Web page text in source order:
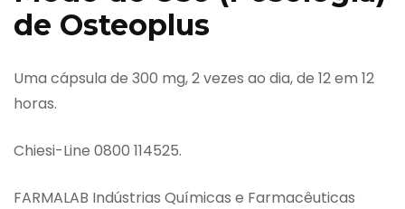
de Osteoplus
Uma cápsula de 300 mg, 2 vezes ao dia, de 12 em 12
horas.
Chiesi-Line 0800 114525.
FARMALAB Indústrias Químicas e Farmacêuticas